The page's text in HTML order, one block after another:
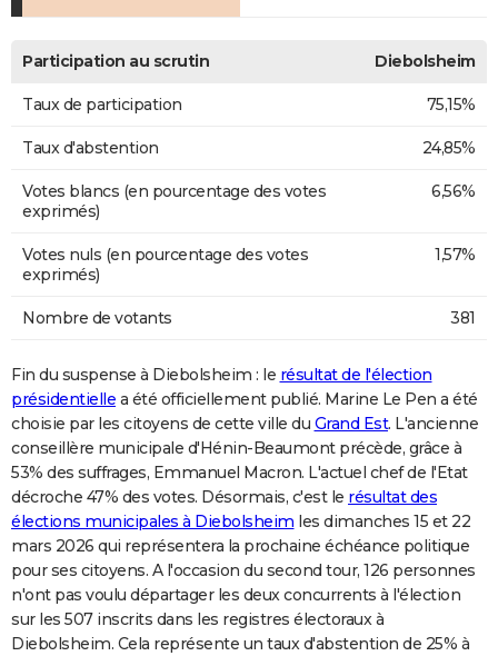
Participation au scrutin Diebolsheim
Taux de participation 75,15%
Taux d'abstention 24,85%
Votes blancs (en pourcentage des votes
exprimés)
6,56%
Votes nuls (en pourcentage des votes
exprimés)
1,57%
Nombre de votants 381
Fin du suspense à Diebolsheim : le résultat de l'élection
présidentielle a été officiellement publié. Marine Le Pen a été
choisie par les citoyens de cette ville du Grand Est. L'ancienne
conseillère municipale d'Hénin-Beaumont précède, grâce à
53% des suffrages, Emmanuel Macron. L'actuel chef de l'Etat
décroche 47% des votes. Désormais, c'est le résultat des
élections municipales à Diebolsheim les dimanches 15 et 22
mars 2026 qui représentera la prochaine échéance politique
pour ses citoyens. A l'occasion du second tour, 126 personnes
n'ont pas voulu départager les deux concurrents à l'élection
sur les 507 inscrits dans les registres électoraux à
Diebolsheim. Cela représente un taux d'abstention de 25% à